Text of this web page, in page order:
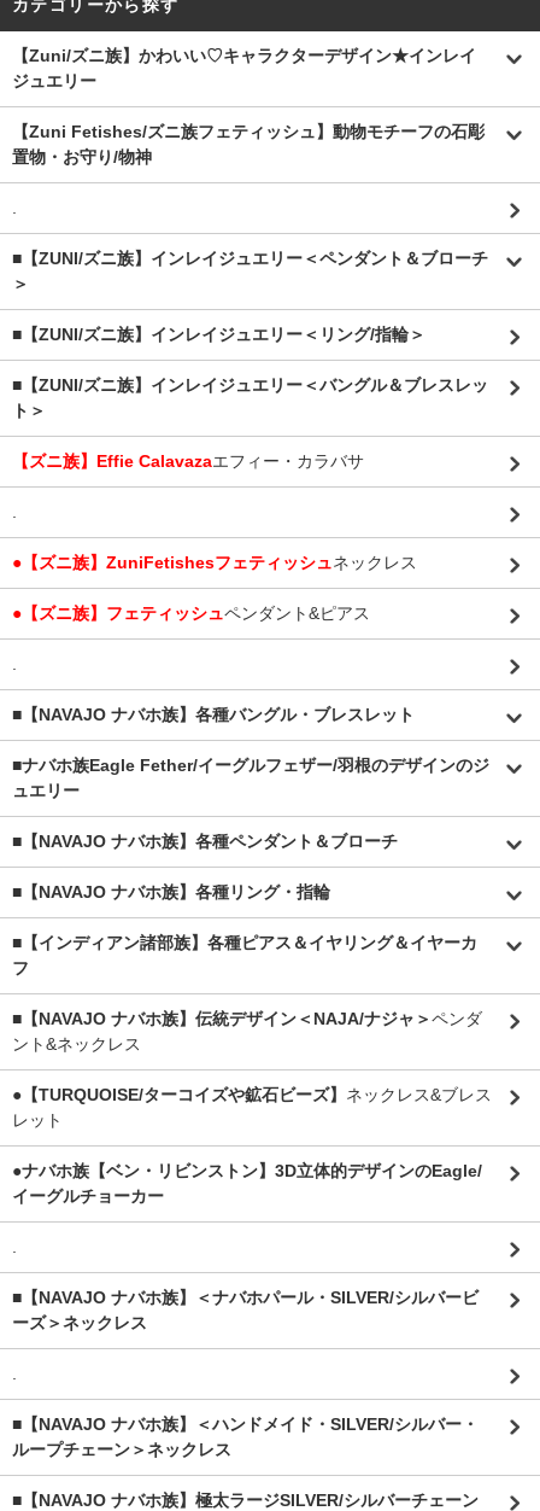
カテゴリーから探す
【Zuni/ズニ族】かわいい♡キャラクターデザイン★インレイ
ジュエリー
【Zuni Fetishes/ズニ族フェティッシュ】動物モチーフの石彫
置物・お守り/物神
■【ZUNI/ズニ族】インレイジュエリー＜ペンダント＆ブローチ
＞
■【ZUNI/ズニ族】インレイジュエリー＜リング/指輪＞
■【ZUNI/ズニ族】インレイジュエリー＜バングル＆ブレスレッ
ト＞
【ズニ族】Effie Calavazaエフィー・カラバサ
●【ズニ族】ZuniFetishesフェティッシュネックレス
●【ズニ族】フェティッシュペンダント&ピアス
■【NAVAJO ナバホ族】各種バングル・ブレスレット
■ナバホ族Eagle Fether/イーグルフェザー/羽根のデザインのジ
ュエリー
■【NAVAJO ナバホ族】各種ペンダント＆ブローチ
■【NAVAJO ナバホ族】各種リング・指輪
■【インディアン諸部族】各種ピアス＆イヤリング＆イヤーカ
フ
■【NAVAJO ナバホ族】伝統デザイン＜NAJA/ナジャ＞ペンダ
ント&ネックレス
●【TURQUOISE/ターコイズや鉱石ビーズ】 ネックレス&ブレス
レット
●ナバホ族【ベン・リビンストン】3D立体的デザインのEagle/
イーグルチョーカー
■【NAVAJO ナバホ族】＜ナバホパール・SILVER/シルバービ
ーズ＞ネックレス
■【NAVAJO ナバホ族】＜ハンドメイド・SILVER/シルバー・
ループチェーン＞ネックレス
■【NAVAJO ナバホ族】極太ラージSILVER/シルバーチェーン